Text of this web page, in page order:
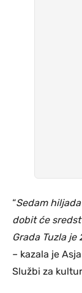
“Sedam
dobit će
Grada Tuzla je
– kazala je
Službi za